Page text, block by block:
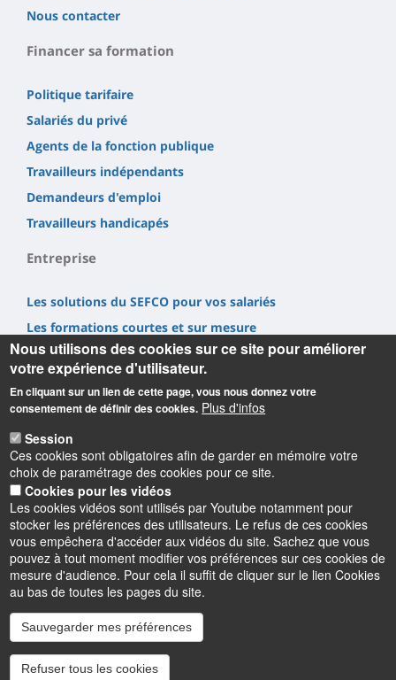
Nous contacter
Financer sa formation
Politique tarifaire
Salariés du privé
Agents de la fonction publique
Travailleurs indépendants
Demandeurs d'emploi
Travailleurs handicapés
Entreprise
Les solutions du SEFCO pour vos salariés
Les formations courtes et sur mesure
Nous soutenir via la Taxe d'Apprentissage
Recruter un alternant
Nous contacter
Informations
InstagramLinkedInYoutube
Nous utilisons des cookies sur ce site pour améliorer
votre expérience d'utilisateur.
En cliquant sur un lien de cette page, vous nous donnez votre
consentement de définir des cookies. Plus d'infos
Session
Ces cookies sont obligatoires afin de garder en mémoire votre
choix de paramétrage des cookies pour ce site.
Cookies pour les vidéos
Les cookies vidéos sont utilisés par Youtube notamment pour
stocker les préférences des utilisateurs. Le refus de ces cookies
vous empêchera d'accéder aux vidéos du site. Sachez que vous
pouvez à tout moment modifier vos préférences sur ces cookies de
mesure d'audience. Pour cela il suffit de cliquer sur le lien Cookies
au bas de toutes les pages du site.
Sauvegarder mes préférences
Refuser tous les cookies